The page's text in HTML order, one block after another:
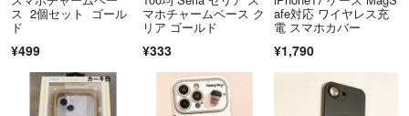
ス 2個セット ゴール
ド
¥499
マホチャームベース ク
リア ゴールド
¥333
afe対応 ワイヤレス充
電 スマホカバー
¥1,790